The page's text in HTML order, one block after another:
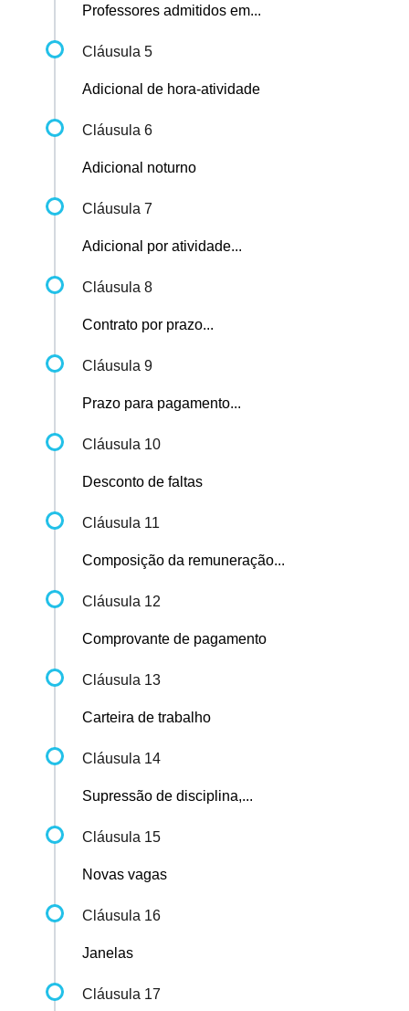
Professores admitidos em...
Cláusula 5
Adicional de hora-atividade
Cláusula 6
Adicional noturno
Cláusula 7
Adicional por atividade...
Cláusula 8
Contrato por prazo...
Cláusula 9
Prazo para pagamento...
Cláusula 10
Desconto de faltas
Cláusula 11
Composição da remuneração...
Cláusula 12
Comprovante de pagamento
Cláusula 13
Carteira de trabalho
Cláusula 14
Supressão de disciplina,...
Cláusula 15
Novas vagas
Cláusula 16
Janelas
Cláusula 17